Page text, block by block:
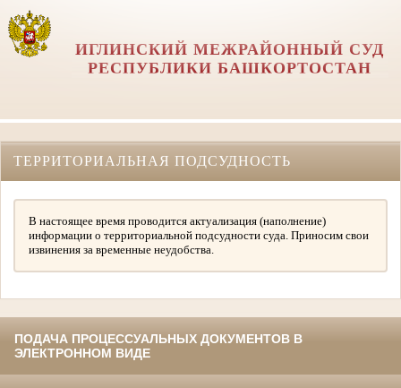
ИГЛИНСКИЙ МЕЖРАЙОННЫЙ СУД
РЕСПУБЛИКИ БАШКОРТОСТАН
ТЕРРИТОРИАЛЬНАЯ ПОДСУДНОСТЬ
В настоящее время проводится актуализация (наполнение)
информации о территориальной подсудности суда. Приносим свои
извинения за временные неудобства.
ПОДАЧА ПРОЦЕССУАЛЬНЫХ ДОКУМЕНТОВ В
ЭЛЕКТРОННОМ ВИДЕ